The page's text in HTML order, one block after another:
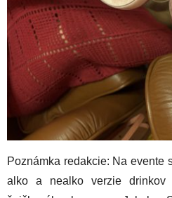
Poznámka redakcie: Na evente
alko a nealko verzie drinkov